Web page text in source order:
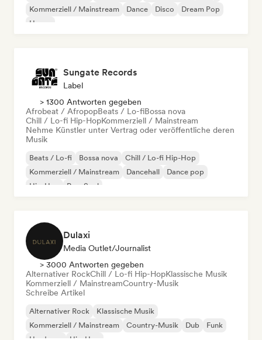
Kommerziell / Mainstream
Dance Disco
Dream Pop
House
Sungate Records
Label
> 1300 Antworten gegeben
Afrobeat / AfropopBeats / Lo-fiBossa nova
Chill / Lo-fi Hip-HopKommerziell / Mainstream
Nehme Künstler unter Vertrag oder veröffentliche deren
Musik
Beats / Lo-fi Bossa nova
Chill / Lo-fi Hip-Hop
Kommerziell / Mainstream
Dancehall
Dance pop
Hip-Hop
Pop-Soul
Dulaxi
Media Outlet/Journalist
> 3000 Antworten gegeben
Alternativer RockChill / Lo-fi Hip-HopKlassische Musik
Kommerziell / MainstreamCountry-Musik
Schreibe Artikel
Alternativer Rock
Klassische Musik
Kommerziell / Mainstream
Country-Musik Dub
Funk